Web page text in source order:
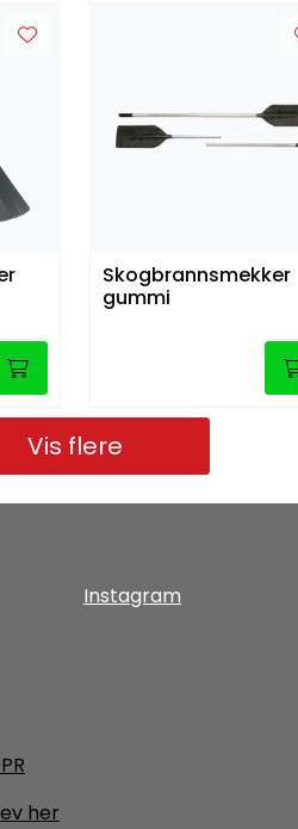
Skogbrannsmekker
gummi
Vis flere
Instagram
her